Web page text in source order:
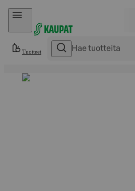
Hyppää sisältöön
Tuotteet